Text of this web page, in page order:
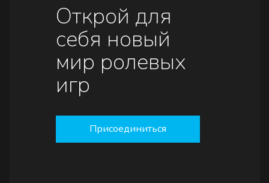
Открой для
себя новый
мир ролевых
игр
Присоединиться